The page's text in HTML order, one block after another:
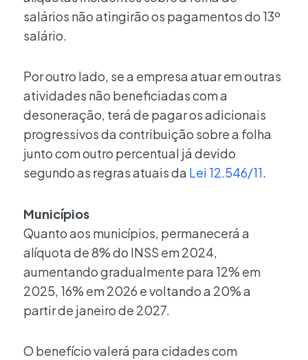
salários não atingirão os pagamentos do 13º
salário.
Por outro lado, se a empresa atuar em outras
atividades não beneficiadas com a
desoneração, terá de pagar os adicionais
progressivos da contribuição sobre a folha
junto com outro percentual já devido
segundo as regras atuais da Lei 12.546/11.
Municípios
Quanto aos municípios, permanecerá a
alíquota de 8% do INSS em 2024,
aumentando gradualmente para 12% em
2025, 16% em 2026 e voltando a 20% a
partir de janeiro de 2027.
O benefício valerá para cidades com